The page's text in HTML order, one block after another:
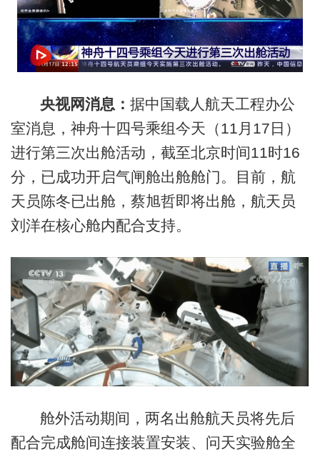
央视网消息： 据中国载人航天工程办公
室消息，神舟十四号乘组今天（11月17日）
进行第三次出舱活动，截至北京时间11时16
分，已成功开启气闸舱出舱舱门。目前，航
天员陈冬已出舱，蔡旭哲即将出舱，航天员
刘洋在核心舱内配合支持。
舱外活动期间，两名出舱航天员将先后
配合完成舱间连接装置安装、问天实验舱全